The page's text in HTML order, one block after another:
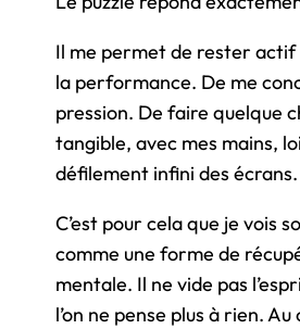
Il me permet de rester actif
la performance. De me
pression. De faire quelque
tangible, avec mes mains,
défilement infini des écrans.
C’est pour cela que je vois
comme une forme de
mentale. Il ne vide pas
l’on ne pense plus à rien.